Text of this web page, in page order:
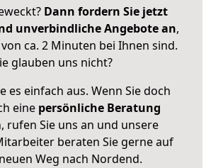
Dann fordern Sie jetzt
unverbindliche Angebote an,
ca. 2 Minuten bei Ihnen sind.
glauben uns nicht?
es einfach aus. Wenn Sie doch
eine persönliche Beratung
rufen Sie uns an und unsere
beraten Sie gerne auf
Weg nach Nordend.